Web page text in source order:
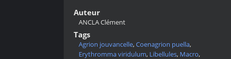
Auteur
ANCLA Clément
Tags
Agrion jouvancelle,Coenagrion puella,
Erythromma viridulum, Libellules, Macro,